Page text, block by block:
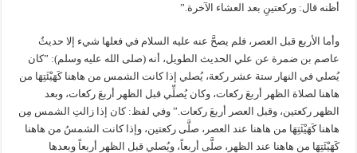
أظنه قال‏:‏ وركعتينِ بعد العشاء الآخرة‏.”
وأما الأربع قبل العصر، فلم يصحَّ عنه عليه السلام في فعلها شيء إلا حديثُ
عاصم بن ضمرة عن علي الحديث الطويل، أنه (صلى الله عليه وسلم)‏:‏ ‏”‏كان
يُصلي في النهار ستة عشر ركعة، يُصلي إذا كانت الشمس من هاهنا كَهَيْئَتِهَا من
هاهنا لصلاة الظهر أربعَ ركعات، وكان يُصلِّي قبل الظهر أربعَ ركعات، وبعد
الظهر ركعتين، وقبل العصر أربعَ ركعات‏.” وفي لفظ‏:‏ كان إذا زالتِ الشمس مِن
هاهنا كَهَيْئَتِهَا من هاهنا عند العصر، صلَّى ركعتين، وإذا كانت الشمسُ من هاهنا
كَهَيْئَتِهَا من هاهنا عند الظهر، صلَّى أربعاً، ويُصلي قبل الظهر أربعاً وبعدها